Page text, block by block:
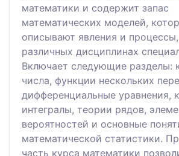
математики и содержит запас
математических моделей,
описывают явления и
различных дисциплинах
Включает следующие разделы:
числа, функции нескольких
дифференциальные уравнения,
интегралы, теории рядов,
вероятностей и основные
математической статистики.
часть курса математики